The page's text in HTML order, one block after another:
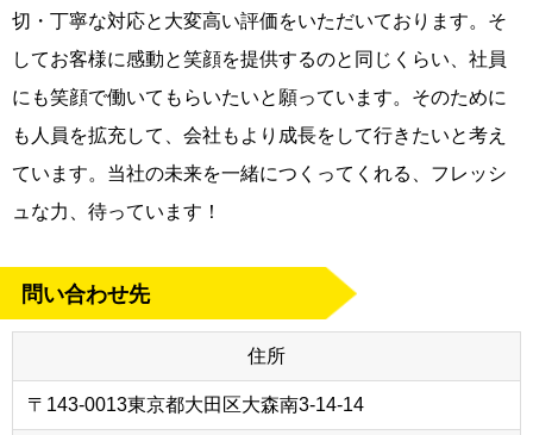
切・丁寧な対応と大変高い評価をいただいております。そ
してお客様に感動と笑顔を提供するのと同じくらい、社員
にも笑顔で働いてもらいたいと願っています。そのために
も人員を拡充して、会社もより成長をして行きたいと考え
ています。当社の未来を一緒につくってくれる、フレッシ
ュな力、待っています！
問い合わせ先
住所
〒143-0013東京都大田区大森南3-14-14